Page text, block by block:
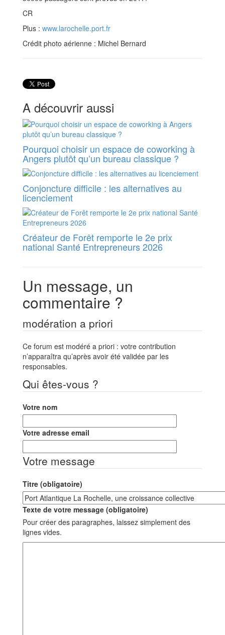
CR
Plus : www.larochelle.port.fr
Crédit photo aérienne : Michel Bernard
A découvrir aussi
Pourquoi choisir un espace de coworking à
Angers plutôt qu’un bureau classique ?
Conjoncture difficile : les alternatives au
licenciement
Créateur de Forêt remporte le 2e prix
national Santé Entrepreneurs 2026
Un message, un
commentaire ?
modération a priori
Ce forum est modéré a priori : votre contribution
n’apparaîtra qu’après avoir été validée par les
responsables.
Qui êtes-vous ?
Votre nom
Votre adresse email
Votre message
Titre (obligatoire)
Texte de votre message (obligatoire)
Pour créer des paragraphes, laissez simplement des
lignes vides.